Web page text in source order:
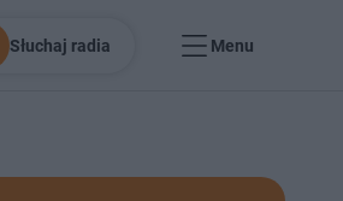
Słuchaj radia Menu